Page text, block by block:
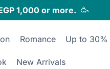
1,000 or more. 🥳
Romance Up to 30%
New Arrivals